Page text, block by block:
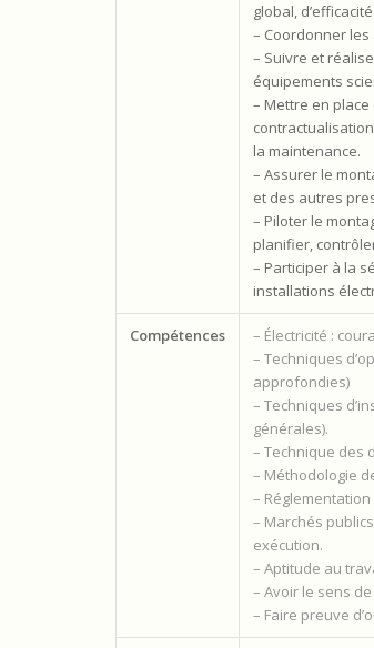
global,
– Coordonner
– Suivre et
équipements
– Mettre en
la maintenance.
– Assurer le
et des autres
– Piloter le
planifier,
– Participer à la
installations
Compétences
– Électricité :
– Techniques
approfondies)
– Techniques
générales).
– Technique des
– Méthodologie
–
– Marchés
exécution.
– Aptitude au
– Avoir le sens
– Faire preuve